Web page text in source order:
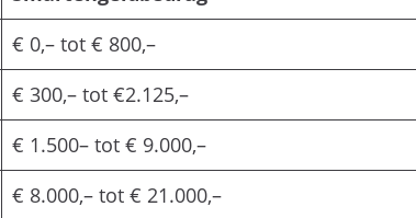
€ 0,– tot € 800,–
€ 300,– tot €2.125,–
€ 1.500– tot € 9.000,–
€ 8.000,– tot € 21.000,–